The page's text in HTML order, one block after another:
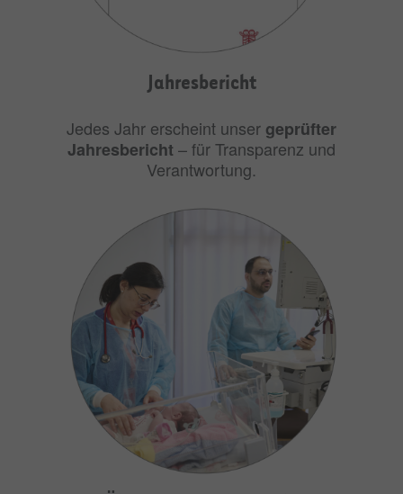
Jahresbericht
Jedes Jahr erscheint unser geprüfter
Jahresbericht – für Transparenz und
Verantwortung.